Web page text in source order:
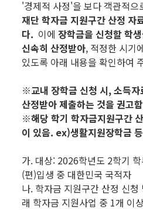
'경제적 사정'을 보다 객관적
재단 학자금 지원구간 산정 자
다. 이에장학금을 신청할 학
신속히 산정받아, 적정한 시기
있도록 아래 내용을 확인하여
※교내 장학금 신청 시, 소득
산정받아 제출하는 것을 권고
※해당 학기 학자금지원구간
이 있음. ex)생활지원장학금 등
가. 대상: 2026학년도 2학기
(편)입생 중 대한민국 국적자
나. 학자금 지원구간 산정 신
래 학자금 지원사업 중 1개 이